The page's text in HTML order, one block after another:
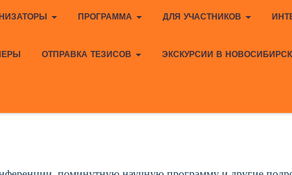
ПРОГРАММА ДЛЯ УЧАСТНИКОВ
ОТПРАВКА ТЕЗИСОВ ЭКСКУРСИИ В